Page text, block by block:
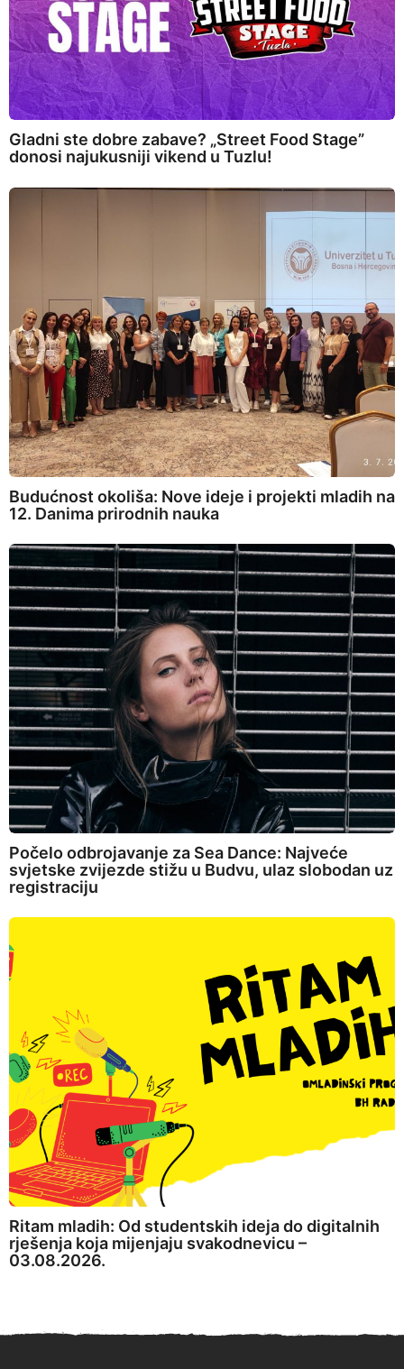
Gladni ste dobre zabave? „Street Food Stage”
donosi najukusniji vikend u Tuzlu!
Budućnost okoliša: Nove ideje i projekti mladih na
12. Danima prirodnih nauka
Počelo odbrojavanje za Sea Dance: Najveće
svjetske zvijezde stižu u Budvu, ulaz slobodan uz
registraciju
Ritam mladih: Od studentskih ideja do digitalnih
rješenja koja mijenjaju svakodnevicu –
03.08.2026.